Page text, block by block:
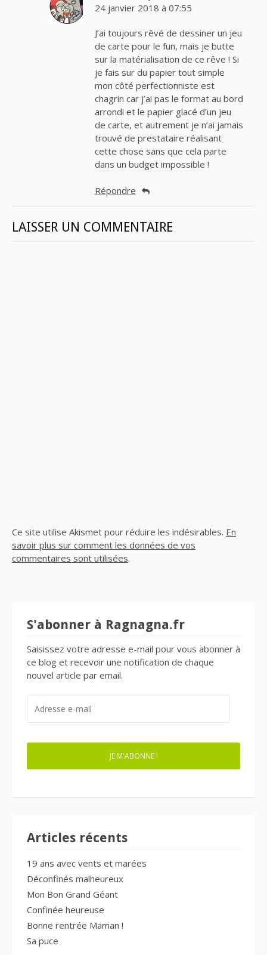
24 janvier 2018 à 07:55
J’ai toujours rêvé de dessiner un jeu
de carte pour le fun, mais je butte
sur la matérialisation de ce rêve ! Si
je fais sur du papier tout simple
mon côté perfectionniste est
chagrin car j’ai pas le format au bord
arrondi et le papier glacé d’un jeu
de carte, et autrement je n’ai jamais
trouvé de prestataire réalisant
cette chose sans que cela parte
dans un budget impossible !
Répondre
LAISSER UN COMMENTAIRE
Ce site utilise Akismet pour réduire les indésirables. En
savoir plus sur comment les données de vos
commentaires sont utilisées.
S'abonner à Ragnagna.fr
Saisissez votre adresse e-mail pour vous abonner à
ce blog et recevoir une notification de chaque
nouvel article par email.
MAIL
JE M'ABONNE !
Articles récents
19 ans avec vents et marées
Déconfinés malheureux
Mon Bon Grand Géant
Confinée heureuse
Bonne rentrée Maman !
Sa puce